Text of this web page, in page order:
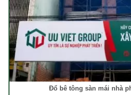
Đổ bê tông sàn mái nhà